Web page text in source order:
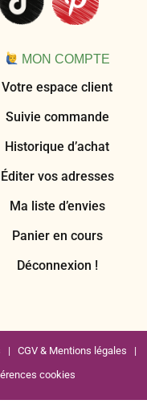
MON COMPTE
Votre espace client
Suivie commande
Historique d’achat
Éditer vos adresses
Ma liste d’envies
Panier en cours
Déconnexion !
| CGV & Mentions légales |
cookies